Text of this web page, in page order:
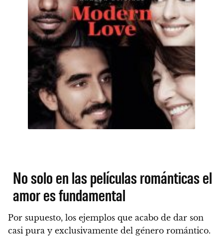
No solo en las películas románticas el
amor es fundamental
Por supuesto, los ejemplos que acabo de dar son
casi pura y exclusivamente del género romántico.